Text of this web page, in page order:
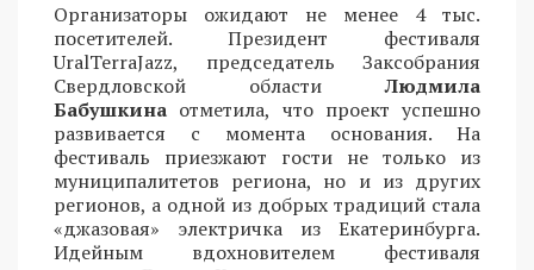
Организаторы ожидают не менее 4 тыс.
посетителей. Президент фестиваля
UralTerraJazz, председатель Заксобрания
Свердловской областиЛюдмила
Бабушкина отметила, что проект успешно
развивается с момента основания. На
фестиваль приезжают гости не только из
муниципалитетов региона, но и из других
регионов, а одной из добрых традиций стала
«джазовая» электричка из Екатеринбурга.
Идейным вдохновителем фестиваля